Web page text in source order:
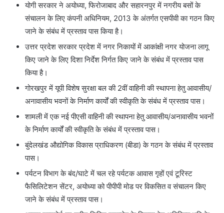
योगी सरकार ने अयोध्या, फिरोजाबाद और सहारनपुर में नगरीय बसों के
संचालन के लिए कंपनी अधिनियम, 2013 के अंतर्गत एसपीवी का गठन किए
जाने के संबंध में प्रस्ताव पास किया है।
उत्तर प्रदेश सरकार प्रदेश में नगर निकायों में आकांक्षी नगर योजना लागू
किए जाने के लिए दिशा निर्देश निर्गत किए जाने के संबंध में प्रस्ताव पास
किया है।
गोरखपुर में यूपी विशेष सुरक्षा बल की 2वीं वाहिनी की स्थापना हेतु आवासीय/
अनावासीय भवनों के निर्माण कार्यों की स्वीकृति के संबंध में प्रस्ताव पास।
शामली में एक नई पीएसी वाहिनी की स्थापना हेतु आवासीय/अनावासीय भवनों
के निर्माण कार्यों की स्वीकृति के संबंध में प्रस्ताव पास।
बुंदेलखंड औद्योगिक विकास प्राधिकरण (बीडा) के गठन के संबंध में प्रस्ताव
पास।
पर्यटन विभाग के बंद/घाटे में चल रहे पर्यटक आवास गृहों एवं टूरिस्ट
फैसिलिटेशन सेंटर, अयोध्या को पीपीपी मोड पर विकसित व संचालन किए
जाने के संबंध में प्रस्ताव पास।